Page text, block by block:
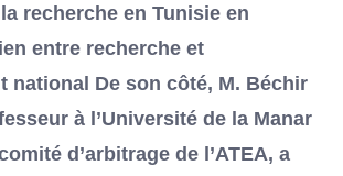
recherche en Tunisie en
entre recherche et
national De son côté, M. Béchir
à l’Université de la Manar
d’arbitrage de l’ATEA, a